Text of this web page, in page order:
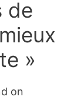
de
»
on